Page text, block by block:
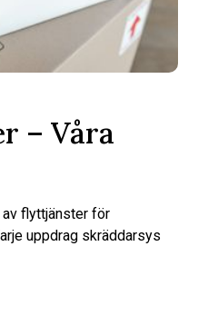
– Våra
flyttjänster för
uppdrag skräddarsys